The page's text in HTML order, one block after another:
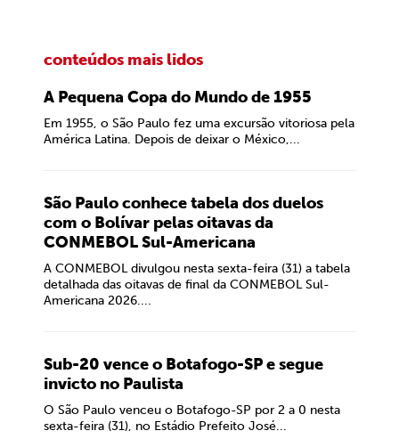
conteúdos mais lidos
A Pequena Copa do Mundo de 1955
Em 1955, o São Paulo fez uma excursão vitoriosa pela
América Latina. Depois de deixar o México,...
São Paulo conhece tabela dos duelos
com o Bolívar pelas oitavas da
CONMEBOL Sul-Americana
A CONMEBOL divulgou nesta sexta-feira (31) a tabela
detalhada das oitavas de final da CONMEBOL Sul-
Americana 2026....
Sub-20 vence o Botafogo-SP e segue
invicto no Paulista
O São Paulo venceu o Botafogo-SP por 2 a 0 nesta
sexta-feira (31), no Estádio Prefeito José...